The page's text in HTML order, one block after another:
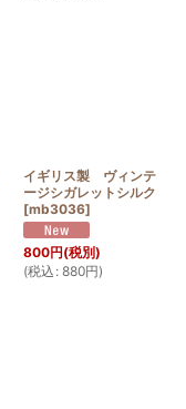
イギリス製 ヴィンテ
ージシガレットシルク
[mb3036]
800円(税別)
(税込 : 880円)